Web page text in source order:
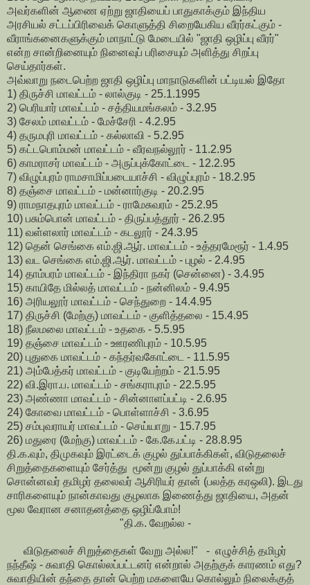
அவர்களின் ஆணை ஏற்று ஜாதியைப் பாதுகாக்கும் இந்திய
அரசியல் சட்டப்பிரிவைக் கொளுத்தி சிறையேகிய வீரர்கட்கும் -
வீராங்கனைகளுக்கும் மாநாட்டு மேடையில் "ஜாதி ஒழிப்பு வீரர்"
என்ற சான்றினையும் நினைவுப் பரிசையும் அளித்து சிறப்பு
செய்தார்கள்.
அவ்வாறு நடைபெற்ற ஜாதி ஒழிப்பு மாநாடுகளின் பட்டியல் இதோ
1) திருச்சி மாவட்டம் - லால்குடி - 25.1.1995
2) பெரியார் மாவட்டம் - சத்தியமங்கலம் - 3.2.95
3) சேலம் மாவட்டம் - மேச்சேரி - 4.2.95
4) தருமபுரி மாவட்டம் - கல்லாவி - 5.2.95
5) கட்டபொம்மன் மாவட்டம் - வீரவநல்லூர் - 11.2.95
6) காமராசர் மாவட்டம் - அருப்புக்கோட்டை - 12.2.95
7) விழுப்புரம் ராமசாமிப்படையாச்சி - விழுப்புரம் - 18.2.95
8) தஞ்சை மாவட்டம் - மன்னார்குடி - 20.2.95
9) ராமநாதபுரம் மாவட்டம் - ராமேசுவரம் - 25.2.95
10) பசும்பொன் மாவட்டம் - திருப்பத்தூர் - 26.2.95
11) வள்ளலார் மாவட்டம் - கடலூர் - 24.3.95
12) தென் செங்கை எம்.ஜி.ஆர். மாவட்டம் - உத்தரமேரூர் - 1.4.95
13) வட செங்கை எம்.ஜி.ஆர். மாவட்டம் - புழல் - 2.4.95
14) தாம்பரம் மாவட்டம் - இந்திரா நகர் (சென்னை) - 3.4.95
15) காயிதே மில்லத் மாவட்டம் - நன்னிலம் - 9.4.95
16) அரியலூர் மாவட்டம் - செந்துறை - 14.4.95
17) திருச்சி (மேற்கு) மாவட்டம் - குளித்தலை - 15.4.95
18) நீலமலை மாவட்டம் - உதகை - 5.5.95
19) தஞ்சை மாவட்டம் - ஊரணிபுரம் - 10.5.95
20) புதுகை மாவட்டம் - கந்தர்வகோட்டை - 11.5.95
21) அம்பேத்கர் மாவட்டம் - குடியேற்றம் - 21.5.95
22) வி.இரா.ப. மாவட்டம் - சங்கராபுரம் - 22.5.95
23) அண்ணா மாவட்டம் - சின்னாளப்பட்டி - 2.6.95
24) கோவை மாவட்டம் - பொள்ளாச்சி - 3.6.95
25) சம்புவராயர் மாவட்டம் - செய்யாறு - 15.7.95
26) மதுரை (மேற்கு) மாவட்டம் - கே.கே.பட்டி - 28.8.95
தி.க.வும், திமுகவும் இரட்டைக் குழல் துப்பாக்கிகள், விடுதலைச்
சிறுத்தைகளையும் சேர்த்து மூன்று குழல் துப்பாக்கி என்று
சொன்னவர் தமிழர் தலைவர் ஆசிரியர் தான் (பலத்த கரஒலி). இடது
சாரிகளையும் நான்காவது குழலாக இணைத்து ஜாதியை, அதன்
மூல வேரான சனாதனத்தை ஒழிப்போம்!
"தி.க. வேறல்ல -
விடுதலைச் சிறுத்தைகள் வேறு அல்ல!" - எழுச்சித் தமிழர்
நந்தீஷ் - சுவாதி கொல்லப்பட்டனர் என்றால் அதற்குக் காரணம் எது?
சுவாதியின் தந்தை தான் பெற்ற மகளையே கொல்லும் நிலைக்குத்